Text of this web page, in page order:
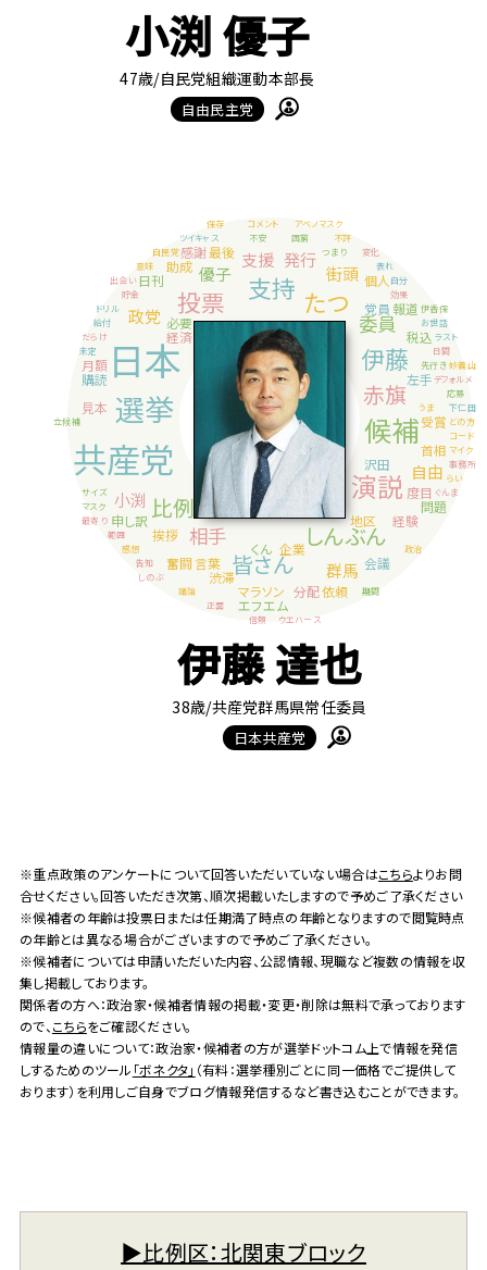
小渕 優子
47歳/自民党組織運動本部長
自由民主党
伊藤 達也
38歳/共産党群馬県常任委員
日本共産党
※重点政策のアンケートについて回答いただいていない場合はこちらよりお問
合せください。回答いただき次第、順次掲載いたしますので予めご了承ください
※候補者の年齢は投票日または任期満了時点の年齢となりますので閲覧時点
の年齢とは異なる場合がございますので予めご了承ください。
※候補者については申請いただいた内容、公認情報、現職など複数の情報を収
集し掲載しております。
関係者の方へ：政治家・候補者情報の掲載・変更・削除は無料で承っております
ので、 こちらをご確認ください。
情報量の違いについて：政治家・候補者の方が選挙ドットコム上で情報を発信
しするためのツール 「ボネクタ」 （有料：選挙種別ごとに同一価格でご提供して
おります）を利用しご自身でブログ情報発信するなど書き込むことができます。
▶︎比例区：北関東ブロック